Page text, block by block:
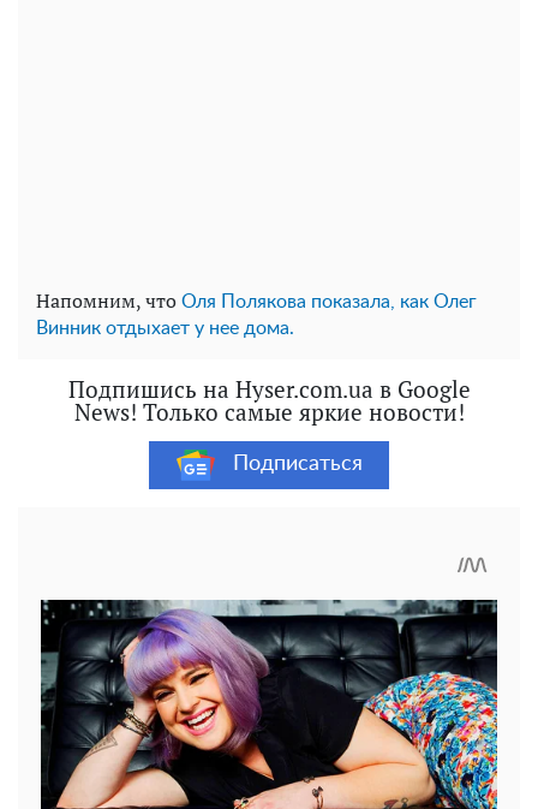
Напомним, что Оля Полякова показала, как Олег
Винник отдыхает у нее дома.
Подпишись на Hyser.com.ua в Google
News! Только самые яркие новости!
Подписаться